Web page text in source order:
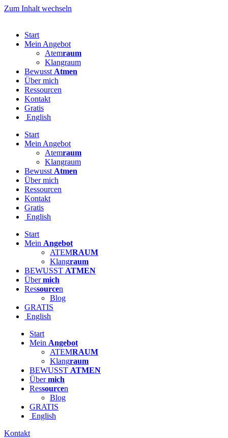
Zum Inhalt wechseln
Start
Mein Angebot
Atemraum
Klangraum
Bewusst Atmen
Über mich
Ressourcen
Kontakt
Gratis
English
Start
Mein Angebot
Atemraum
Klangraum
Bewusst Atmen
Über mich
Ressourcen
Kontakt
Gratis
English
Start
Mein Angebot
ATEMRAUM
Klangraum
BEWUSST ATMEN
Übermich
Ressourcen
Blog
GRATIS
English
Start
Mein Angebot
ATEMRAUM
Klangraum
BEWUSST ATMEN
Übermich
Ressourcen
Blog
GRATIS
English
Kontakt